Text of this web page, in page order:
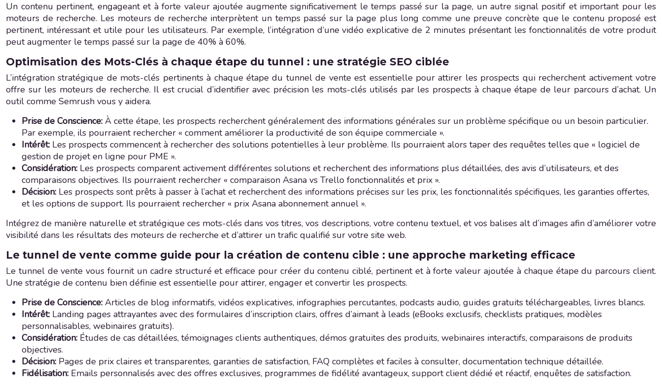
Un contenu pertinent, engageant et à forte valeur ajoutée augmente significativement le temps passé sur la page, un autre signal positif et important pour les
moteurs de recherche. Les moteurs de recherche interprètent un temps passé sur la page plus long comme une preuve concrète que le contenu proposé est
pertinent, intéressant et utile pour les utilisateurs. Par exemple, l’intégration d’une vidéo explicative de 2 minutes présentant les fonctionnalités de votre produit
peut augmenter le temps passé sur la page de 40% à 60%.
Optimisation des Mots-Clés à chaque étape du tunnel : une stratégie SEO ciblée
L’intégration stratégique de mots-clés pertinents à chaque étape du tunnel de vente est essentielle pour attirer les prospects qui recherchent activement votre
offre sur les moteurs de recherche. Il est crucial d’identifier avec précision les mots-clés utilisés par les prospects à chaque étape de leur parcours d’achat. Un
outil comme Semrush vous y aidera.
Prise de Conscience: À cette étape, les prospects recherchent généralement des informations générales sur un problème spécifique ou un besoin particulier.
Par exemple, ils pourraient rechercher « comment améliorer la productivité de son équipe commerciale ».
Intérêt: Les prospects commencent à rechercher des solutions potentielles à leur problème. Ils pourraient alors taper des requêtes telles que « logiciel de
gestion de projet en ligne pour PME ».
Considération: Les prospects comparent activement différentes solutions et recherchent des informations plus détaillées, des avis d’utilisateurs, et des
comparaisons objectives. Ils pourraient rechercher « comparaison Asana vs Trello fonctionnalités et prix ».
Décision: Les prospects sont prêts à passer à l’achat et recherchent des informations précises sur les prix, les fonctionnalités spécifiques, les garanties offertes,
et les options de support. Ils pourraient rechercher « prix Asana abonnement annuel ».
Intégrez de manière naturelle et stratégique ces mots-clés dans vos titres, vos descriptions, votre contenu textuel, et vos balises alt d’images afin d’améliorer votre
visibilité dans les résultats des moteurs de recherche et d’attirer un trafic qualifié sur votre site web.
Le tunnel de vente comme guide pour la création de contenu cible : une approche marketing efficace
Le tunnel de vente vous fournit un cadre structuré et efficace pour créer du contenu ciblé, pertinent et à forte valeur ajoutée à chaque étape du parcours client.
Une stratégie de contenu bien définie est essentielle pour attirer, engager et convertir les prospects.
Prise de Conscience: Articles de blog informatifs, vidéos explicatives, infographies percutantes, podcasts audio, guides gratuits téléchargeables, livres blancs.
Intérêt: Landing pages attrayantes avec des formulaires d’inscription clairs, offres d’aimant à leads (eBooks exclusifs, checklists pratiques, modèles
personnalisables, webinaires gratuits).
Considération: Études de cas détaillées, témoignages clients authentiques, démos gratuites des produits, webinaires interactifs, comparaisons de produits
objectives.
Décision: Pages de prix claires et transparentes, garanties de satisfaction, FAQ complètes et faciles à consulter, documentation technique détaillée.
Fidélisation: Emails personnalisés avec des offres exclusives, programmes de fidélité avantageux, support client dédié et réactif, enquêtes de satisfaction.